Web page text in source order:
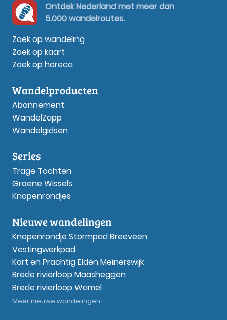
Ontdek Nederland met meer dan
5.000 wandelroutes.
Zoek op wandeling
Zoek op kaart
Zoek op horeca
Wandelproducten
Abonnement
WandelZapp
Wandelgidsen
Series
Trage Tochten
Groene Wissels
Knopenrondjes
Nieuwe wandelingen
Knopenrondje Stormpad Breeveen
Vestingwerkpad
Kort en Prachtig Elden Meinerswijk
Brede rivierloop Maasheggen
Brede rivierloop Wamel
Meer nieuwe wandelingen